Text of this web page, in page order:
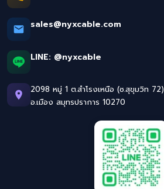
sales@nyxcable.com
LINE: @nyxcable
2098 หมู่ 1 ต.สำโรงเหนือ (ซ.สุขุมวิท 72)
อ.เมือง สมุทรปราการ 10270